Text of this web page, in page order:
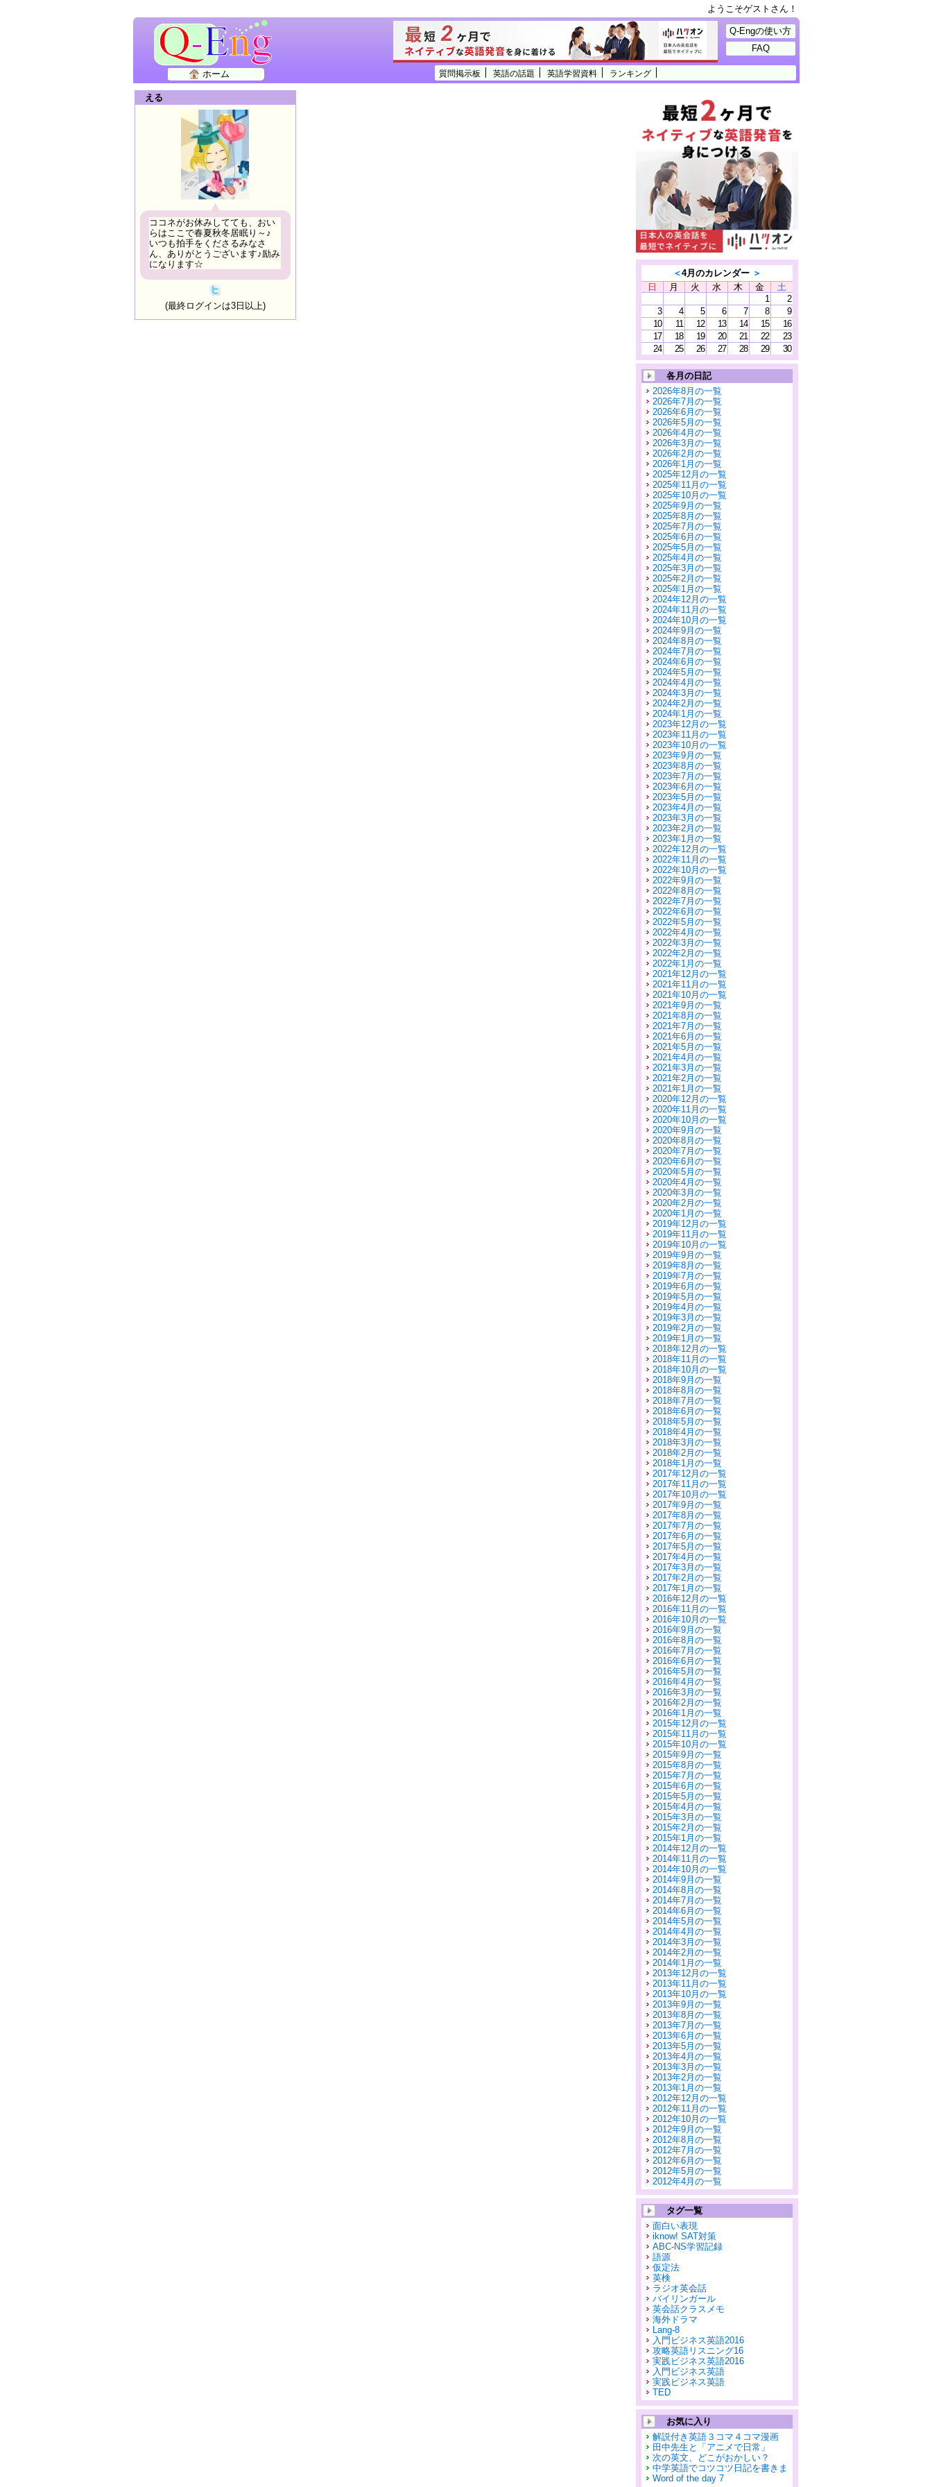
ようこそゲストさん！
質問掲示板 英語の話題 英語学習資料 ランキング
ホーム
Q-Engの使い方
FAQ
える
ココネがお休みしてても、おい
らはここで春夏秋冬居眠り～♪
いつも拍手をくださるみなさ
ん、ありがとうございます♪励み
になります☆
(最終ログインは3日以上)
＜4月のカレンダー ＞
日
月 火 水 木 金
土
1
2
3
4 5 6 7 8
9
10
11 12 13 14 15
16
17
18 19 20 21 22
23
24
25 26 27 28 29 30
各月の日記
2026年8月の一覧
2026年7月の一覧
2026年6月の一覧
2026年5月の一覧
2026年4月の一覧
2026年3月の一覧
2026年2月の一覧
2026年1月の一覧
2025年12月の一覧
2025年11月の一覧
2025年10月の一覧
2025年9月の一覧
2025年8月の一覧
2025年7月の一覧
2025年6月の一覧
2025年5月の一覧
2025年4月の一覧
2025年3月の一覧
2025年2月の一覧
2025年1月の一覧
2024年12月の一覧
2024年11月の一覧
2024年10月の一覧
2024年9月の一覧
2024年8月の一覧
2024年7月の一覧
2024年6月の一覧
2024年5月の一覧
2024年4月の一覧
2024年3月の一覧
2024年2月の一覧
2024年1月の一覧
2023年12月の一覧
2023年11月の一覧
2023年10月の一覧
2023年9月の一覧
2023年8月の一覧
2023年7月の一覧
2023年6月の一覧
2023年5月の一覧
2023年4月の一覧
2023年3月の一覧
2023年2月の一覧
2023年1月の一覧
2022年12月の一覧
2022年11月の一覧
2022年10月の一覧
2022年9月の一覧
2022年8月の一覧
2022年7月の一覧
2022年6月の一覧
2022年5月の一覧
2022年4月の一覧
2022年3月の一覧
2022年2月の一覧
2022年1月の一覧
2021年12月の一覧
2021年11月の一覧
2021年10月の一覧
2021年9月の一覧
2021年8月の一覧
2021年7月の一覧
2021年6月の一覧
2021年5月の一覧
2021年4月の一覧
2021年3月の一覧
2021年2月の一覧
2021年1月の一覧
2020年12月の一覧
2020年11月の一覧
2020年10月の一覧
2020年9月の一覧
2020年8月の一覧
2020年7月の一覧
2020年6月の一覧
2020年5月の一覧
2020年4月の一覧
2020年3月の一覧
2020年2月の一覧
2020年1月の一覧
2019年12月の一覧
2019年11月の一覧
2019年10月の一覧
2019年9月の一覧
2019年8月の一覧
2019年7月の一覧
2019年6月の一覧
2019年5月の一覧
2019年4月の一覧
2019年3月の一覧
2019年2月の一覧
2019年1月の一覧
2018年12月の一覧
2018年11月の一覧
2018年10月の一覧
2018年9月の一覧
2018年8月の一覧
2018年7月の一覧
2018年6月の一覧
2018年5月の一覧
2018年4月の一覧
2018年3月の一覧
2018年2月の一覧
2018年1月の一覧
2017年12月の一覧
2017年11月の一覧
2017年10月の一覧
2017年9月の一覧
2017年8月の一覧
2017年7月の一覧
2017年6月の一覧
2017年5月の一覧
2017年4月の一覧
2017年3月の一覧
2017年2月の一覧
2017年1月の一覧
2016年12月の一覧
2016年11月の一覧
2016年10月の一覧
2016年9月の一覧
2016年8月の一覧
2016年7月の一覧
2016年6月の一覧
2016年5月の一覧
2016年4月の一覧
2016年3月の一覧
2016年2月の一覧
2016年1月の一覧
2015年12月の一覧
2015年11月の一覧
2015年10月の一覧
2015年9月の一覧
2015年8月の一覧
2015年7月の一覧
2015年6月の一覧
2015年5月の一覧
2015年4月の一覧
2015年3月の一覧
2015年2月の一覧
2015年1月の一覧
2014年12月の一覧
2014年11月の一覧
2014年10月の一覧
2014年9月の一覧
2014年8月の一覧
2014年7月の一覧
2014年6月の一覧
2014年5月の一覧
2014年4月の一覧
2014年3月の一覧
2014年2月の一覧
2014年1月の一覧
2013年12月の一覧
2013年11月の一覧
2013年10月の一覧
2013年9月の一覧
2013年8月の一覧
2013年7月の一覧
2013年6月の一覧
2013年5月の一覧
2013年4月の一覧
2013年3月の一覧
2013年2月の一覧
2013年1月の一覧
2012年12月の一覧
2012年11月の一覧
2012年10月の一覧
2012年9月の一覧
2012年8月の一覧
2012年7月の一覧
2012年6月の一覧
2012年5月の一覧
2012年4月の一覧
タグ一覧
面白い表現
iknow! SAT対策
ABC-NS学習記録
語源
仮定法
英検
ラジオ英会話
バイリンガール
英会話クラスメモ
海外ドラマ
Lang-8
入門ビジネス英語2016
攻略英語リスニング16
実践ビジネス英語2016
入門ビジネス英語
実践ビジネス英語
TED
お気に入り
解説付き英語３コマ４コマ漫画
田中先生と「アニメで日常」
次の英文、どこがおかしい？
中学英語でコツコツ日記を書きま
Word of the day 7